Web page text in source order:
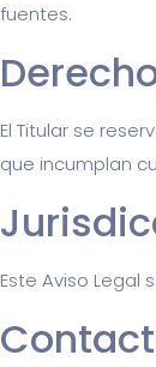
fuentes.
El Titular se
que incumplan
Este Aviso